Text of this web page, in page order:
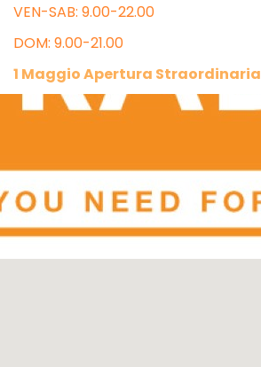
VEN-SAB: 9.00-22.00
DOM: 9.00-21.00
1 Maggio Apertura Straordinaria